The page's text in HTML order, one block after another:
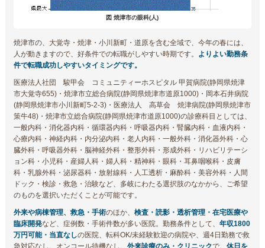
図 焼津市の眼科(人)
焼津市の、大覚寺・焼津・小川新町・道原を含む全域で、今年の春には、
人が動きますので、好条件での転職がしやすい時期です。
よりよい勤務条
件で転職成功しやすいタイミングです。
医療法人社団 駿甲会 コミュニティーホスピタル 甲賀病院(静岡県焼津
市大覚寺655)・焼津市立総合病院(静岡県焼津市道原1000)・岡本石井病院
(静岡県焼津市小川新町5-2-3)・医療法人 高草会 焼津病院(静岡県焼津市
策牛48)・焼津市立総合病院(静岡県焼津市道原1000)の診療科目としては、
一般内科・消化器内科・循環器内科・呼吸器内科・腎臓内科・血液内科・
心療内科・神経内科・内分泌内科・老人内科・一般外科・消化器外科・心
臓外科・呼吸器外科・脳神経外科・整形外科・形成外科・リハビリテーシ
ョン科・小児科・産婦人科・婦人科・精神科・眼科・耳鼻咽喉科・皮膚
科・乳腺外科・泌尿器科・放射線科・人工透析・麻酔科・美容外科・人間
ドック・検診・救急・治験など、多岐にわたる選択肢のなかから、ご希望
のものを選択いただくことが可能です。
外来や病棟管理、救急・手術のほか、 検査・読影・透析管理・在宅医療や
臨床開発など、症例数・手術件数が多い医院。勤務条件として、 年収1800
万円可能・当直なしの医院、転科OK/未経験歓迎の病院や、週4日勤務で救
急対応なし、オンコール待機なし、 外来診療のみ・クリニックで、 休日を